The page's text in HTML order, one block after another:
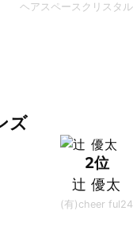
ヘアスペースクリスタル
ズ
2位
辻 優太
(有)cheer ful24